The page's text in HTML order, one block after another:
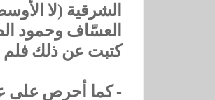
الشرقية (لا
العسّاف وحمود
كتبت عن ذلك فلم
- كما أحرص على